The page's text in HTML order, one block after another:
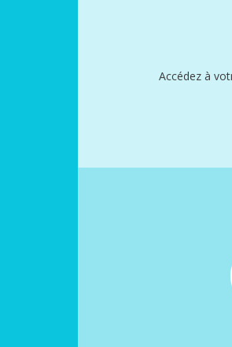
Accédez à